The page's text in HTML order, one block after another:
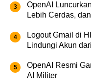
OpenAI
Lebih Cerdas,
Logout Gmail di
Lindungi Akun
OpenAI Resmi
AI Militer